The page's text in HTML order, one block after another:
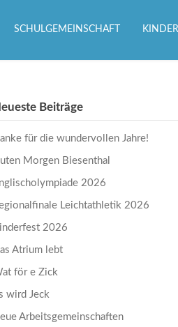
SCHULGEMEINSCHAFT
Beiträge
für die wundervollen Jahre!
Morgen Biesenthal
2026
Leichtathletik 2026
2026
Atrium lebt
för e Zick
wird Jeck
Arbeitsgemeinschaften